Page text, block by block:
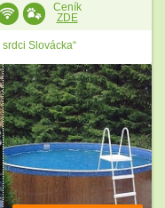
Ceník
ZDE
Slovácka“